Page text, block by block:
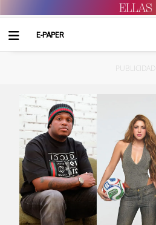
E-PAPER
PUBLICIDAD